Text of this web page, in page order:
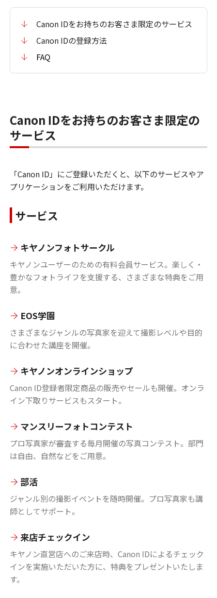
Canon IDをお持ちのお客さま限定のサービス
Canon IDの登録方法
FAQ
Canon IDをお持ちのお客さま限定の
サービス
「Canon ID」にご登録いただくと、以下のサービスやア
プリケーションをご利用いただけます。
サービス
キヤノンフォトサークル
キヤノンユーザーのための有料会員サービス。楽しく・
豊かなフォトライフを支援する、さまざまな特典をご用
意。
EOS学園
さまざまなジャンルの写真家を迎えて撮影レベルや目的
に合わせた講座を開催。
キヤノンオンラインショップ
Canon ID登録者限定商品の販売やセールも開催。オンラ
イン下取りサービスもスタート。
マンスリーフォトコンテスト
プロ写真家が審査する毎月開催の写真コンテスト。部門
は自由、自然などをご用意。
部活
ジャンル別の撮影イベントを随時開催。プロ写真家も講
師としてサポート。
来店チェックイン
キヤノン直営店へのご来店時、Canon IDによるチェック
インを実施いただいた方に、特典をプレゼントいたしま
す。